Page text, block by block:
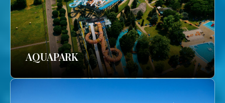
AQUAPARK